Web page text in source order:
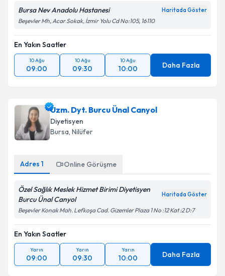
Bursa Nev Anadolu Hastanesi Haritada Göster
Beşevler Mh, Acar Sokak, İzmir Yolu Cd No:105, 16110
En Yakın Saatler
10 Ağu
09:00
10 Ağu
09:30
10 Ağu
10:00 Daha Fazla
Uzm. Dyt. Burcu Ünal Canyol
Diyetisyen
Bursa, Nilüfer
Adres 1 Online Görüşme
Özel Sağlık Meslek Hizmet Birimi Diyetisyen
Burcu Ünal Canyol
Haritada Göster
Beşevler Konak Mah. Lefkoşa Cad. Gizemler Plaza 1 No :12 Kat :2 D:7
En Yakın Saatler
Yarın
09:00
Yarın
09:30
Yarın
10:00 Daha Fazla